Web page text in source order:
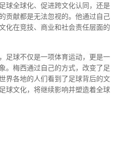
球全球化、促进跨文化认同，还是
贡献都是无法忽视的。他通过自己
化在竞技、商业和社会责任层面的
足球不仅是一项体育运动，更是一
。梅西通过自己的方式，改变了足
界各地的人们看到了足球背后的文
球文化，将继续影响并塑造着全球